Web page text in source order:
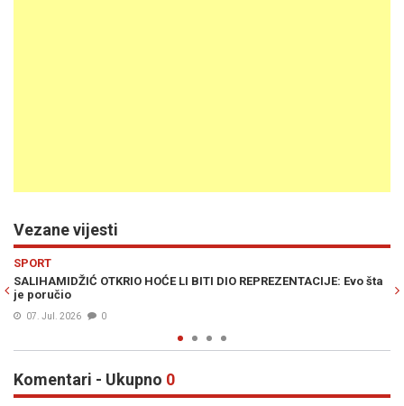
Vezane vijesti
REPREZENTACIJE: Evo šta SNIMAK IZ BEOGRADA O KOJEM SE
ispraćena himna Bosne i Hercegovine
Komentari - Ukupno 0